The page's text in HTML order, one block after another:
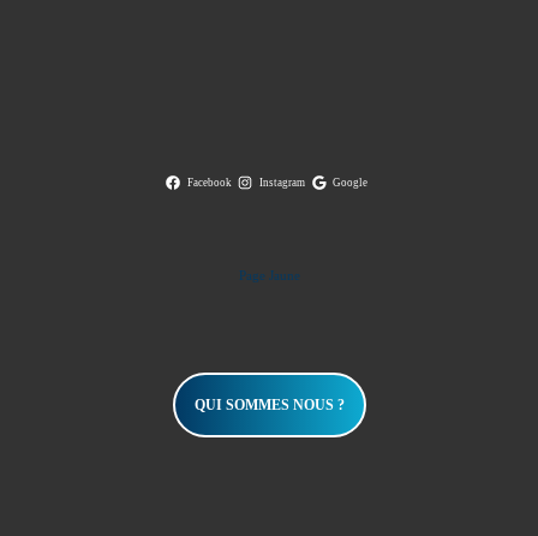
Facebook Instagram Google
Page Jaune
QUI SOMMES NOUS ?